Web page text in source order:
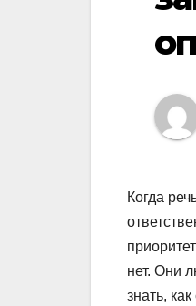
Когда
нет. Они
знать,